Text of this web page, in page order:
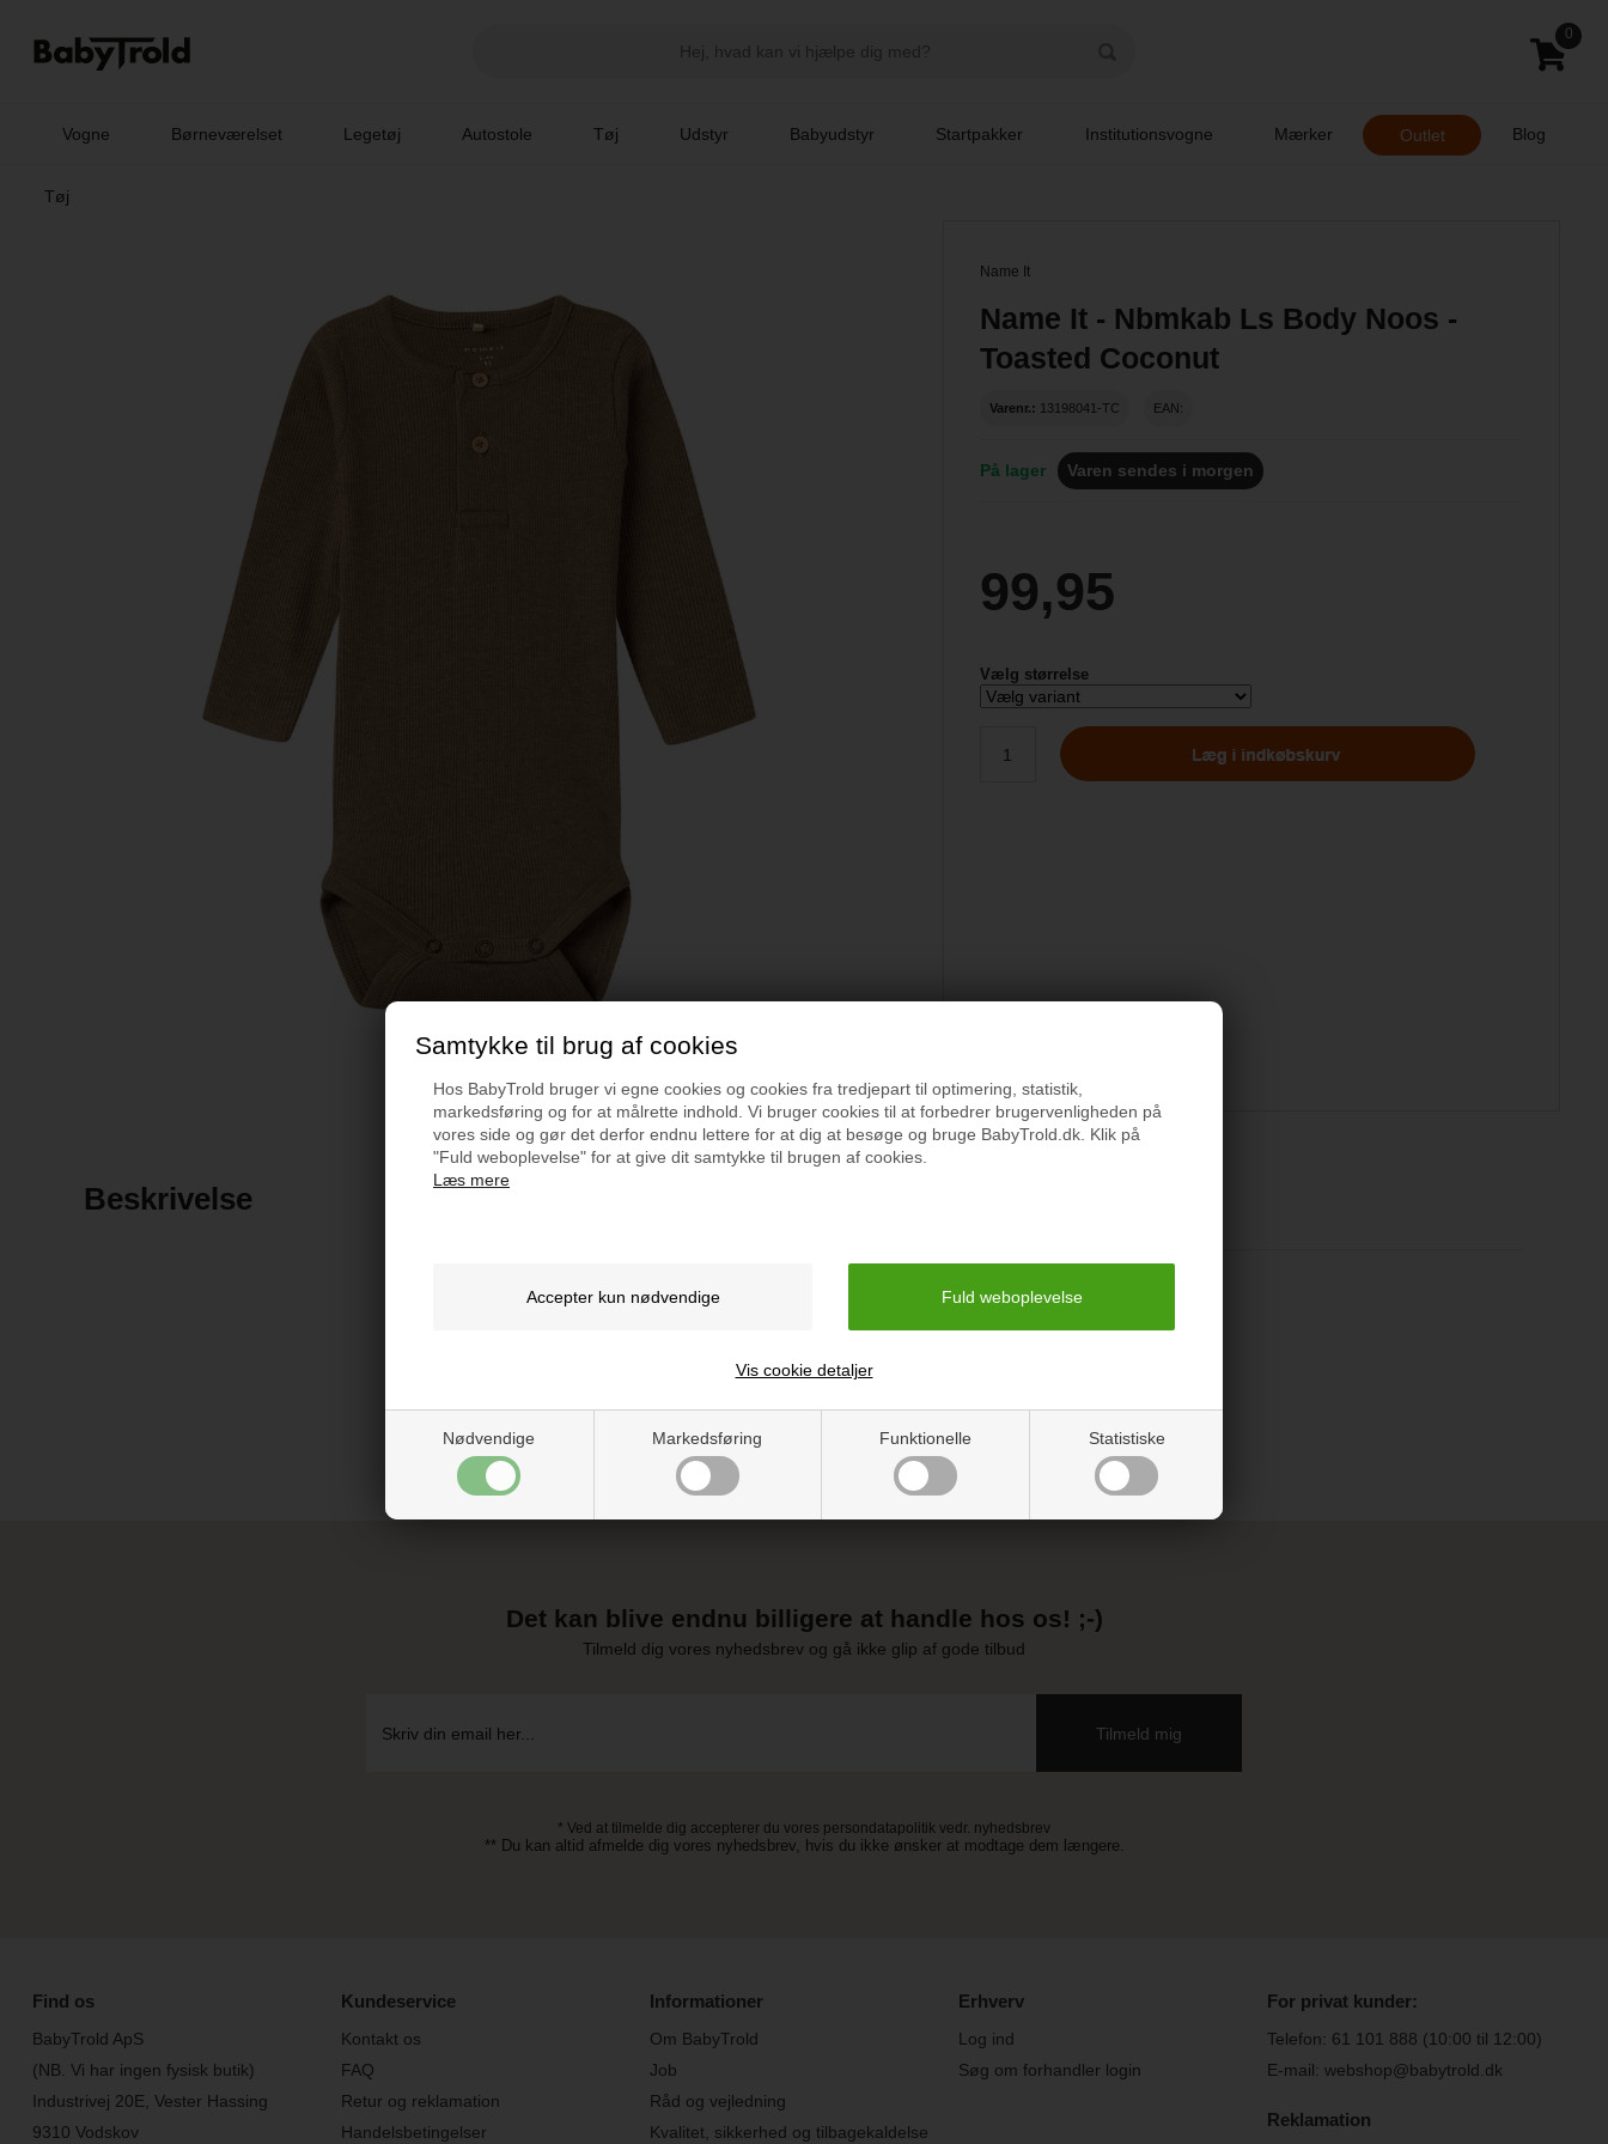
Samtykke til brug af cookies
Hos BabyTrold bruger vi egne cookies og cookies fra tredjepart til optimering, statistik,
markedsføring og for at målrette indhold. Vi bruger cookies til at forbedrer brugervenligheden på
vores side og gør det derfor endnu lettere for at dig at besøge og bruge BabyTrold.dk. Klik på
"Fuld weboplevelse" for at give dit samtykke til brugen af cookies.
Læs mere
Nødvendige Markedsføring Funktionelle Statistiske
Vis cookie detaljer
0
Vogne Børneværelset Legetøj Autostole Tøj Udstyr Babyudstyr Startpakker Institutionsvogne Mærker Outlet Blog
Tøj
Name It
Name It - Nbmkab Ls Body Noos -
Toasted Coconut
Varenr.: 13198041-TC EAN:
På lager Varen sendes i morgen
99,95
Vælg størrelse
Beskrivelse
Vejledning
Det kan blive endnu billigere at handle hos os! ;-)
Tilmeld dig vores nyhedsbrev og gå ikke glip af gode tilbud
* Ved at tilmelde dig accepterer du vores persondatapolitik vedr. nyhedsbrev
** Du kan altid afmelde dig vores nyhedsbrev, hvis du ikke ønsker at modtage dem længere.
Find os
BabyTrold ApS
(NB. Vi har ingen fysisk butik)
Industrivej 20E, Vester Hassing
9310 Vodskov
Kundeservice
Kontakt os
FAQ
Retur og reklamation
Handelsbetingelser
Informationer
Om BabyTrold
Job
Råd og vejledning
Kvalitet, sikkerhed og tilbagekaldelse
Erhverv
Log ind
Søg om forhandler login
For privat kunder:
Telefon: 61 101 888 (10:00 til 12:00)
E-mail: webshop@babytrold.dk
Reklamation